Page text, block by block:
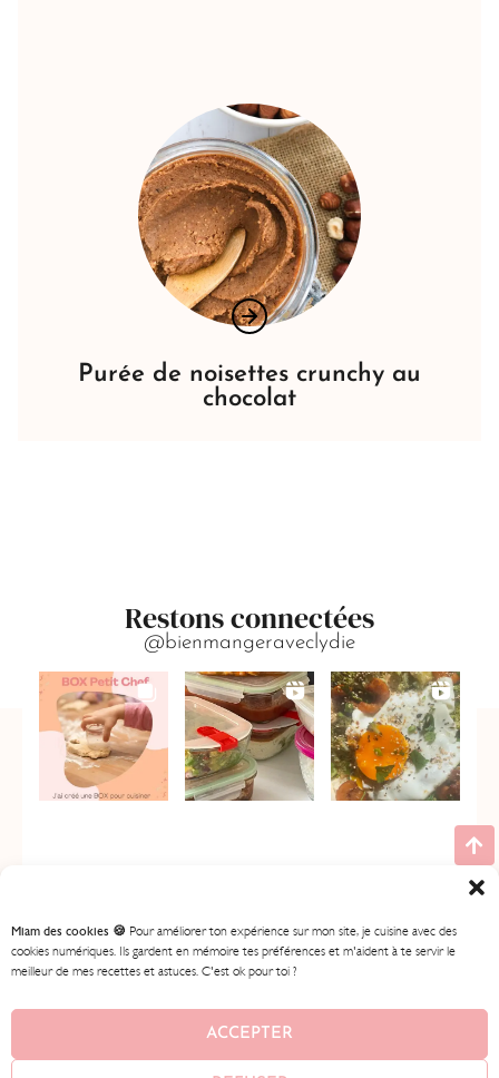
Miam des cookies 🍪 Pour améliorer ton expérience sur mon site, je cuisine avec des
cookies numériques. Ils gardent en mémoire tes préférences et m'aident à te servir le
meilleur de mes recettes et astuces. C'est ok pour toi ?
ACCEPTER
Purée de noisettes crunchy au
chocolat
Restons connectées
@bienmangeraveclydie